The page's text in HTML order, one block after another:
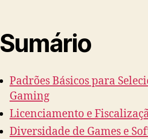
Sumário
Padrões Básicos para
Gaming
Licenciamento e
Diversidade de Games e